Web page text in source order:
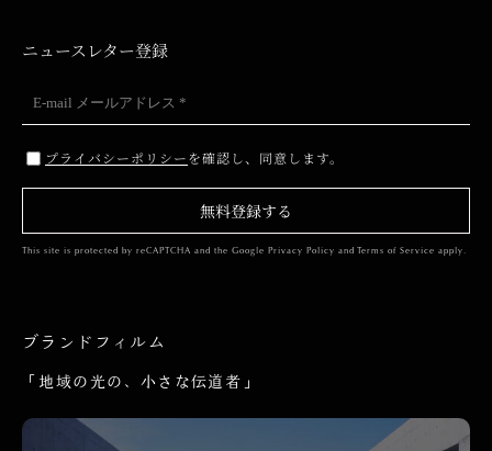
ニュースレター登録
プライバシーポリシーを確認し、同意します。
無料登録する
This site is protected by reCAPTCHA and the Google Privacy Policy and Terms of Service apply.
ブランドフィルム
「地域の光の、小さな伝道者」